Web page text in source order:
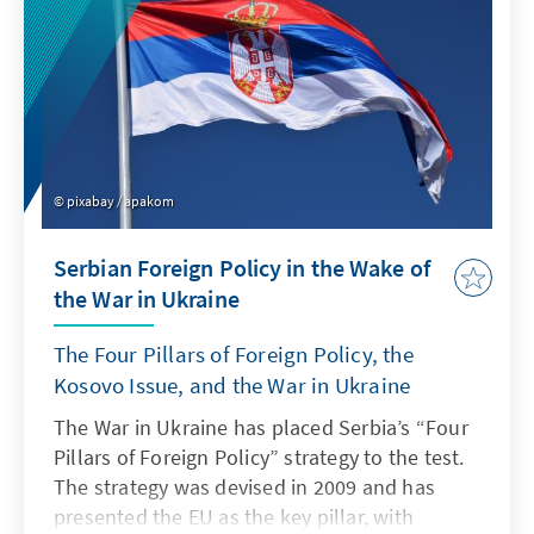
pixabay / apakom
Serbian Foreign Policy in the Wake of
the War in Ukraine
The Four Pillars of Foreign Policy, the
Kosovo Issue, and the War in Ukraine
The War in Ukraine has placed Serbia’s “Four
Pillars of Foreign Policy” strategy to the test.
The strategy was devised in 2009 and has
presented the EU as the key pillar, with